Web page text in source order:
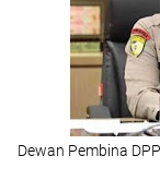
Dewan Pembina